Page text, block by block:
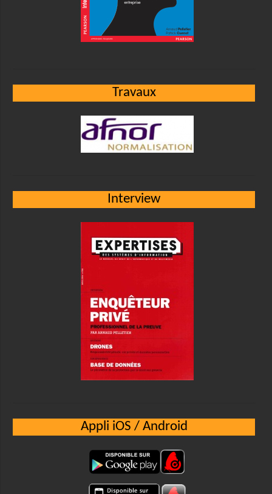
Travaux
Interview
Appli iOS / Android